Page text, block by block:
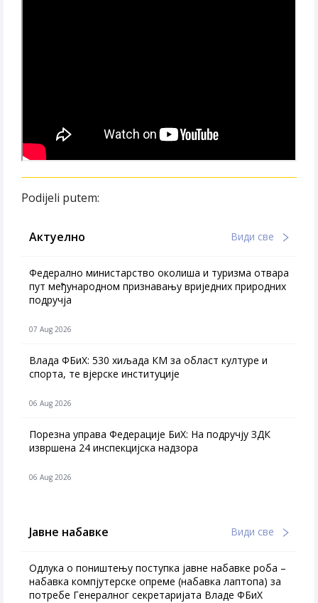
Podijeli putem:
Актуелно Види све
Федерално министарство околиша и туризма отвара
пут међународном признавању вриједних природних
подручја
07 Aug 2026
Влада ФБиХ: 530 хиљада КМ за област културе и
спорта, те вјерске институције
06 Aug 2026
Порезна управа Федерације БиХ: На подручју ЗДК
извршена 24 инспекцијска надзора
06 Aug 2026
Јавне набавке Види све
Одлука о поништењу поступка јавне набавке роба –
набавка компјутерске опреме (набавка лаптопа) за
потребе Генералног секретаријата Владе ФБиХ